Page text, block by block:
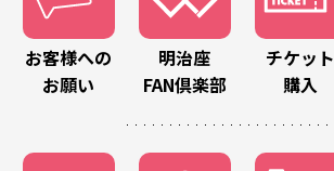
お客様への
お願い
明治座
FAN倶楽部
チケット
購入